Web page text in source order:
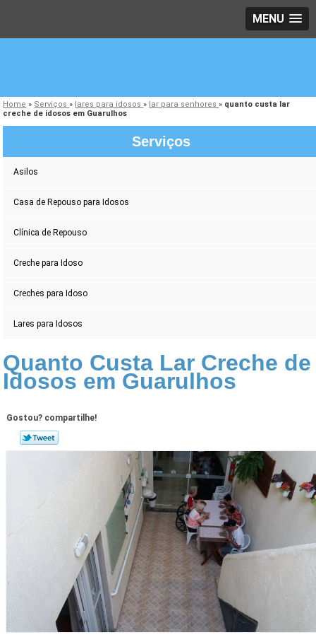
MENU
Home » Serviços» lares para idosos» lar para senhores» quanto custa lar
creche de idosos em Guarulhos
Serviços
Asilos
Casa de Repouso para Idosos
Clínica de Repouso
Creche para Idoso
Creches para Idoso
Lares para Idosos
Quanto Custa Lar Creche de
Idosos em Guarulhos
Gostou? compartilhe!